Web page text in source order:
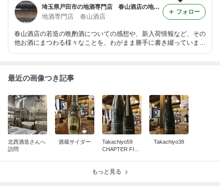
埼玉県戸田市の地酒専門店 春山酒店の地酒情報！
地酒専門店 春山酒店
春山酒店の若造の晩酌酒についての感想や、新入荷情報など、その
他お酒にまつわる様々なことを、わがまま勝手に書き綴っていま
す。
フォロー
最近の画像つき記事
北西酒造さんへ
訪問
酒蔵サイダー
Takachiyo59
CHAPTER FIVE
まさん
Takachiyo38
もっと見る